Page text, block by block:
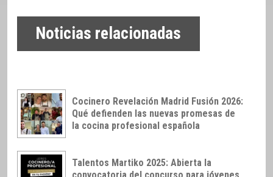
Noticias relacionadas
Cocinero Revelación Madrid Fusión 2026:
Qué defienden las nuevas promesas de
la cocina profesional española
Talentos Martiko 2025: Abierta la